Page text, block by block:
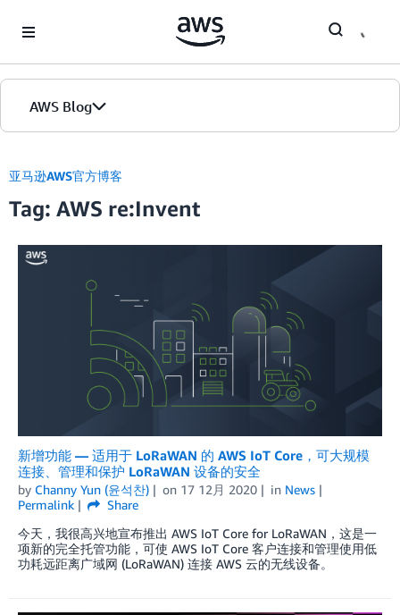
AWS Blog
首页
版本
亚马逊AWS官方博客
Tag: AWS re:Invent
新增功能 — 适用于 LoRaWAN 的 AWS IoT Core，可大规模
连接、管理和保护 LoRaWAN 设备的安全
by Channy Yun (윤석찬) on 17 12月 2020 in News
Permalink
Share
今天，我很高兴地宣布推出 AWS IoT Core for LoRaWAN，这是一
项新的完全托管功能，可使 AWS IoT Core 客户连接和管理使用低
功耗远距离广域网 (LoRaWAN) 连接 AWS 云的无线设备。